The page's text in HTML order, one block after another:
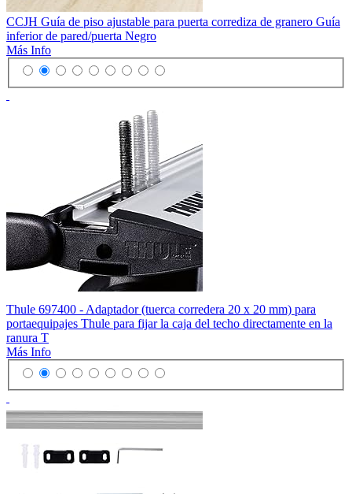
CCJH Guía de piso ajustable para puerta corrediza de granero Guía
inferior de pared/puerta Negro
Más Info
Thule 697400 - Adaptador (tuerca corredera 20 x 20 mm) para
portaequipajes Thule para fijar la caja del techo directamente en la
ranura T
Más Info